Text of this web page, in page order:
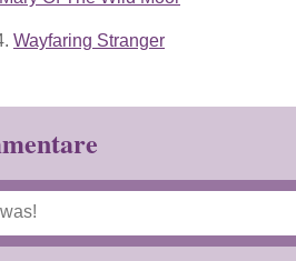
Wayfaring Stranger